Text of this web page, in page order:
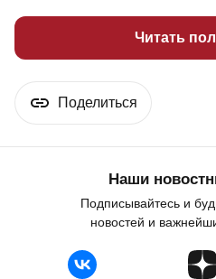
Читать
Поделиться
Наши
Подписывайтесь и
новостей и